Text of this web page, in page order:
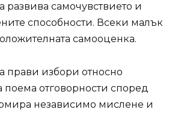
развива самочувствието и
способности. Всеки малък
самооценка.
прави избори относно
поема отговорности според
независимо мислене и